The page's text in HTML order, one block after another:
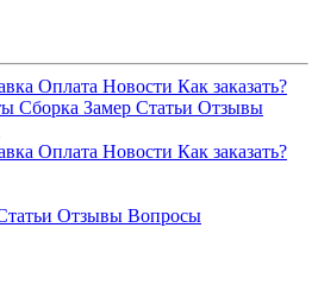
Оплата Новости Как заказать?
Сборка Замер Статьи Отзывы
Оплата Новости Как заказать?
Отзывы Вопросы